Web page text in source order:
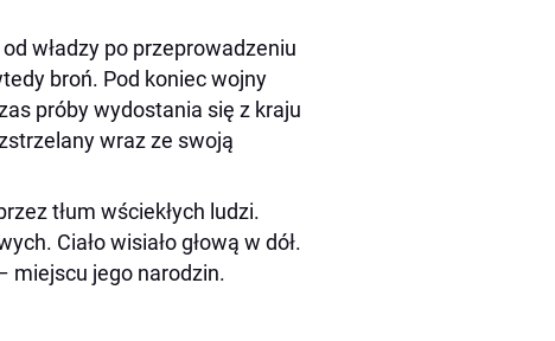
władzy po przeprowadzeniu
broń. Pod koniec wojny
próby wydostania się z kraju
wraz ze swoją
tłum wściekłych ludzi.
Ciało wisiało głową w dół.
miejscu jego narodzin.